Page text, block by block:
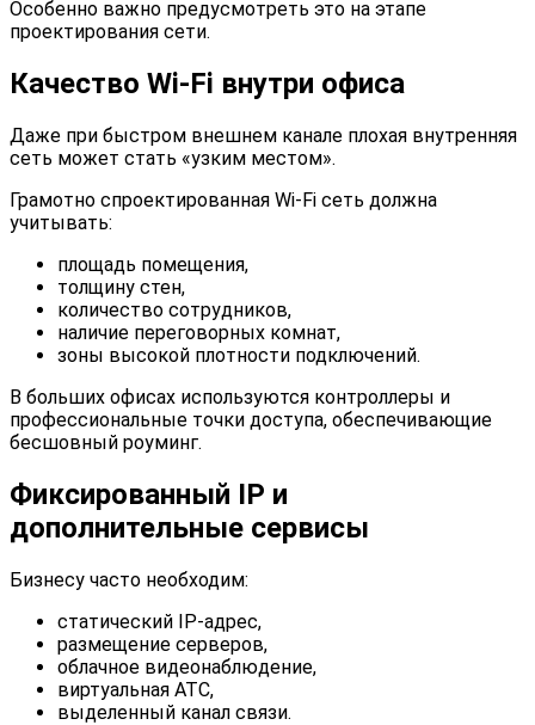
Особенно важно предусмотреть это на этапе
проектирования сети.
Качество Wi-Fi внутри офиса
Даже при быстром внешнем канале плохая внутренняя
сеть может стать «узким местом».
Грамотно спроектированная Wi-Fi сеть должна
учитывать:
площадь помещения,
толщину стен,
количество сотрудников,
наличие переговорных комнат,
зоны высокой плотности подключений.
В больших офисах используются контроллеры и
профессиональные точки доступа, обеспечивающие
бесшовный роуминг.
Фиксированный IP и
дополнительные сервисы
Бизнесу часто необходим:
статический IP-адрес,
размещение серверов,
облачное видеонаблюдение,
виртуальная АТС,
выделенный канал связи.